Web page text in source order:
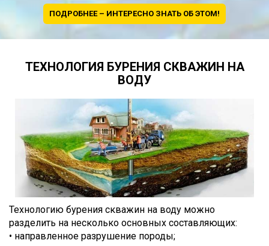
ПОДРОБНЕЕ – ИНТЕРЕСНО ЗНАТЬ ОБ ЭТОМ!
ТЕХНОЛОГИЯ БУРЕНИЯ СКВАЖИН НА
ВОДУ
Технологию бурения скважин на воду можно
разделить на несколько основных составляющих:
• направленное разрушение породы;